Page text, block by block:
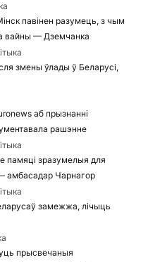
павінен разумець, з чым
вайны — Дземчанка
змены ўлады ў Беларусі,
аб прызнанні
рашэнне
памяці зразумелыя для
амбасадар Чарнагор
замежжа, лічыць
прысвечаныя